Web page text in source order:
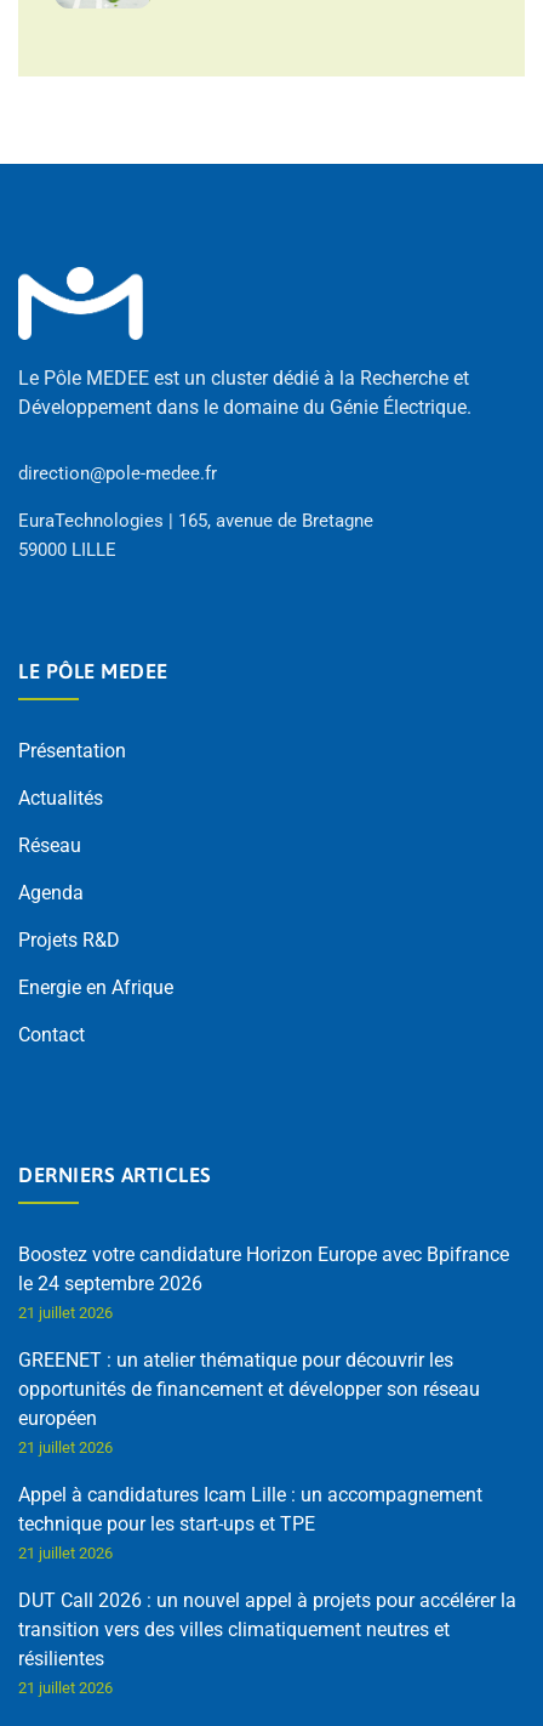
Le Pôle MEDEE est un cluster dédié à la Recherche et
Développement dans le domaine du Génie Électrique.
direction@pole-medee.fr
EuraTechnologies | 165, avenue de Bretagne
59000 LILLE
LE PÔLE MEDEE
Présentation
Actualités
Réseau
Agenda
Projets R&D
Energie en Afrique
Contact
DERNIERS ARTICLES
Boostez votre candidature Horizon Europe avec Bpifrance
le 24 septembre 2026
21 juillet 2026
GREENET : un atelier thématique pour découvrir les
opportunités de financement et développer son réseau
européen
21 juillet 2026
Appel à candidatures Icam Lille : un accompagnement
technique pour les start-ups et TPE
21 juillet 2026
DUT Call 2026 : un nouvel appel à projets pour accélérer la
transition vers des villes climatiquement neutres et
résilientes
21 juillet 2026